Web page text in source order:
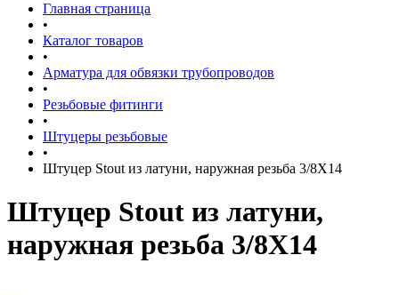
Главная страница
•
Каталог товаров
•
Арматура для обвязки трубопроводов
•
Резьбовые фитинги
•
Штуцеры резьбовые
•
Штуцер Stout из латуни, наружная резьба 3/8X14
Штуцер Stout из латуни,
наружная резьба 3/8X14